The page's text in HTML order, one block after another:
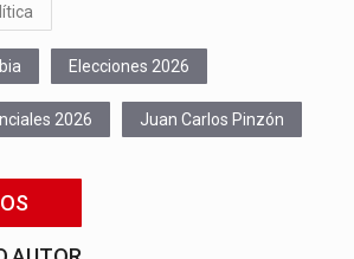
Elecciones 2026
2026 Juan Carlos Pinzón